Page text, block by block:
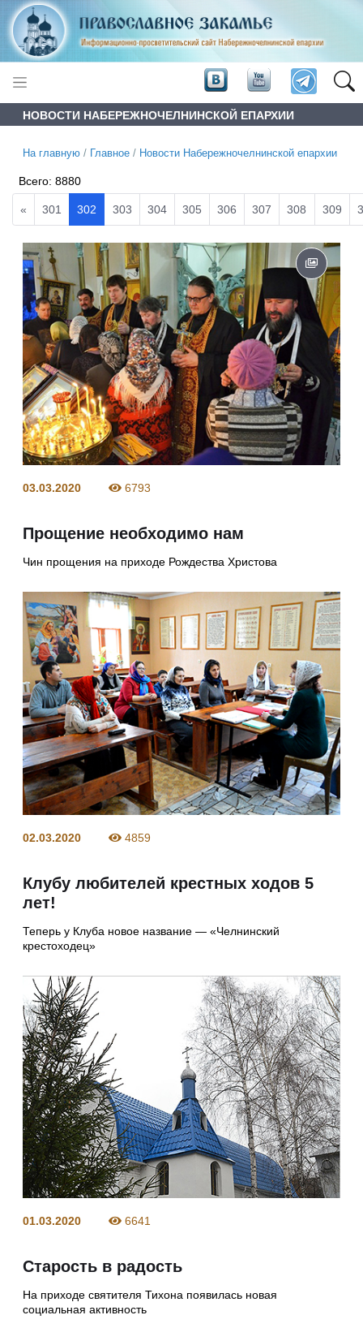
НОВОСТИ НАБЕРЕЖНОЧЕЛНИНСКОЙ ЕПАРХИИ
На главную / Главное / Новости Набережночелнинской епархии
Всего:8880
« 301 302 303 304 305 306 307 308 309
03.03.2020 6793
Прощение необходимо нам
Чин прощения на приходе Рождества Христова
02.03.2020 4859
Клубу любителей крестных ходов 5
лет!
Теперь у Клуба новое название — «Челнинский
крестоходец»
01.03.2020 6641
Старость в радость
На приходе святителя Тихона появилась новая
социальная активность